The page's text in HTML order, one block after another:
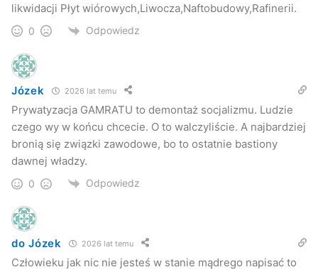
prywatyzacja
likwidacji Płyt wiórowych,Liwocza,Naftobudowy,Rafinerii.
0 Odpowiedz
Józek 2026 lat temu
Prywatyzacja GAMRATU to demontaż socjalizmu. Ludzie
czego wy w końcu chcecie. O to walczyliście. A najbardziej
bronią się związki zawodowe, bo to ostatnie bastiony
dawnej władzy.
0 Odpowiedz
do Józek 2026 lat temu
Człowieku jak nic nie jesteś w stanie mądrego napisać to